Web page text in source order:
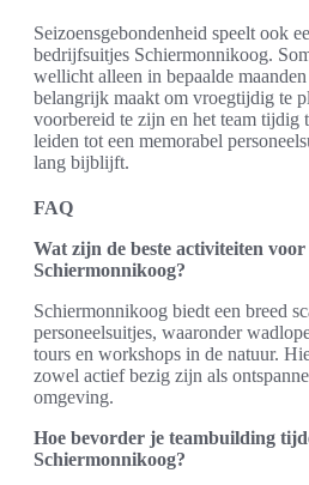
Seizoensgebondenheid speelt ook
bedrijfsuitjes Schiermonnikoog.
wellicht alleen in bepaalde
belangrijk maakt om vroegtijdig te
voorbereid te zijn en het team tijdig
leiden tot een memorabel
lang bijblijft.
FAQ
Wat zijn de beste activiteiten voor
Schiermonnikoog?
Schiermonnikoog biedt een breed
personeelsuitjes, waaronder
tours en workshops in de natuur.
zowel actief bezig zijn als
omgeving.
Hoe bevorder je teambuilding
Schiermonnikoog?